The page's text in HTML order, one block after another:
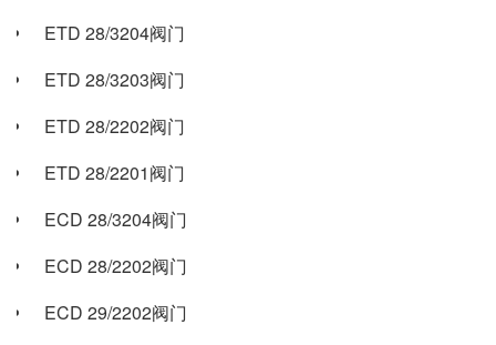
ETD 28/3204阀门
ETD 28/3203阀门
ETD 28/2202阀门
ETD 28/2201阀门
ECD 28/3204阀门
ECD 28/2202阀门
ECD 29/2202阀门